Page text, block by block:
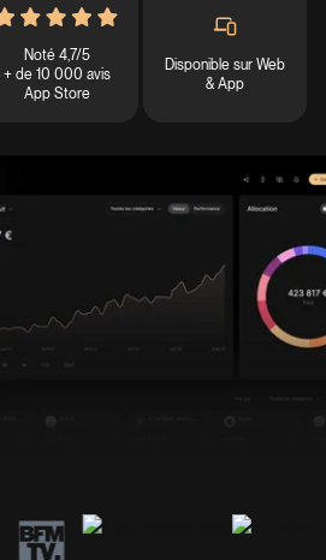
Noté 4,7/5
+ de 10 000 avis
App Store
Disponible sur Web
& App